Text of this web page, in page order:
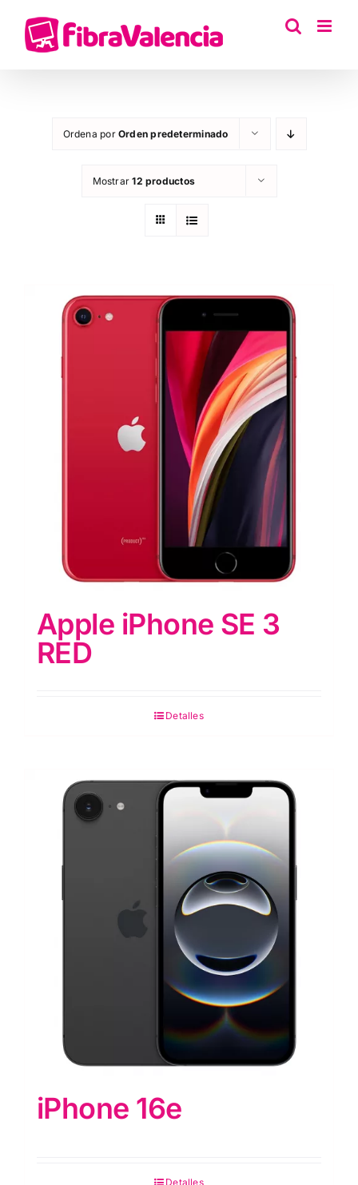
contenido
Ordena por Orden predeterminado
Mostrar12 productos
Apple iPhone SE 3
RED
Detalles
iPhone 16e
Detalles